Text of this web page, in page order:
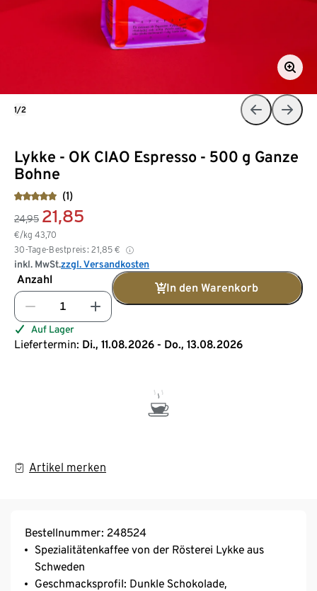
Lykke - OK CIAO Espresso - 500 g Ganze
Bohne
(1)
24,95 21,85
€/kg 43,70
30-Tage-Bestpreis: 21,85 €
inkl. MwSt.zzgl. Versandkosten
Anzahl
In den Warenkorb
Auf Lager
Liefertermin: Di., 11.08.2026 - Do., 13.08.2026
Artikel merken
1/2
Bestellnummer: 248524
Spezialitätenkaffee von der Rösterei Lykke aus
Schweden
Geschmacksprofil: Dunkle Schokolade,